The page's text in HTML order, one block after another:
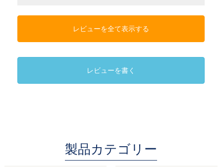
レビューを全て表示する
レビューを書く
製品カテゴリー